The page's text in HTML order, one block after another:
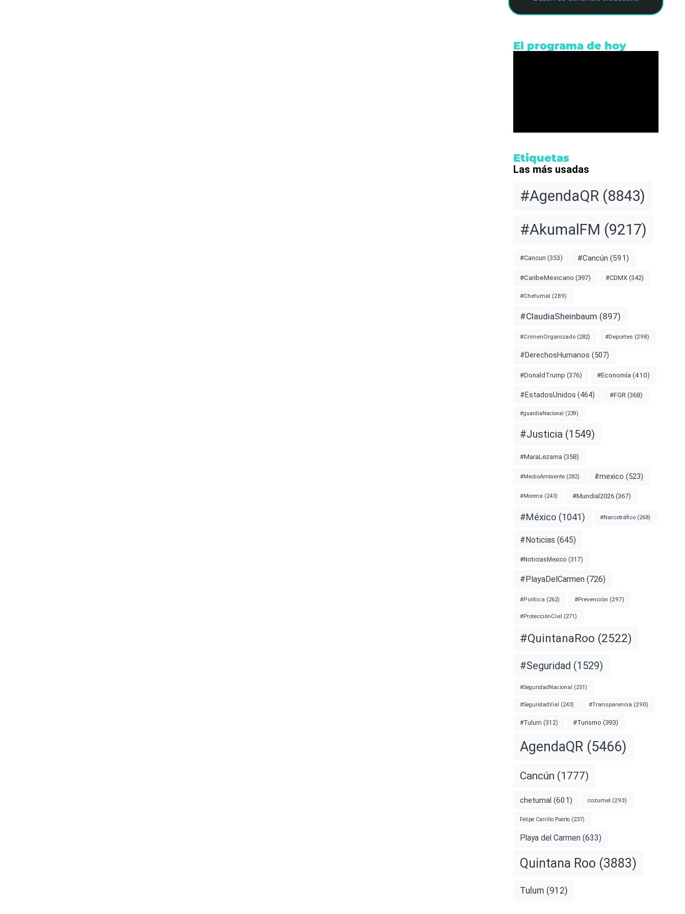
El programa de hoy
Etiquetas
Las más usadas
#AgendaQR(8843)
#AkumalFM (9217)
#Cancun (353) #Cancún (591)
#CaribeMexicano (397) #CDMX(342)
#Chetumal (289)
#ClaudiaSheinbaum (897)
#CrimenOrganizado(282) #Deportes (298)
#DerechosHumanos (507)
#DonaldTrump (376) #Economía (410)
#EstadosUnidos (464) #FGR (368)
#guardiaNacional (239)
#Justicia (1549)
#MaraLezama (358)
#MedioAmbiente(282) #mexico (523)
#Morena (243) #Mundial2026(367)
#México(1041) #Narcotráfico(268)
#Noticias (645)
#NoticiasMexico (317)
#PlayaDelCarmen(726)
#Política (262) #Prevención (297)
#ProtecciónCivil (271)
#QuintanaRoo (2522)
#Seguridad (1529)
#SeguridadNacional (251)
#SeguridadVial (243) #Transparencia (290)
#Tulum (312) #Turismo (393)
AgendaQR(5466)
Cancún (1777)
chetumal (601) cozumel (293)
Felipe Carrillo Puerto(237)
Playa del Carmen (633)
Quintana Roo (3883)
Tulum (912)